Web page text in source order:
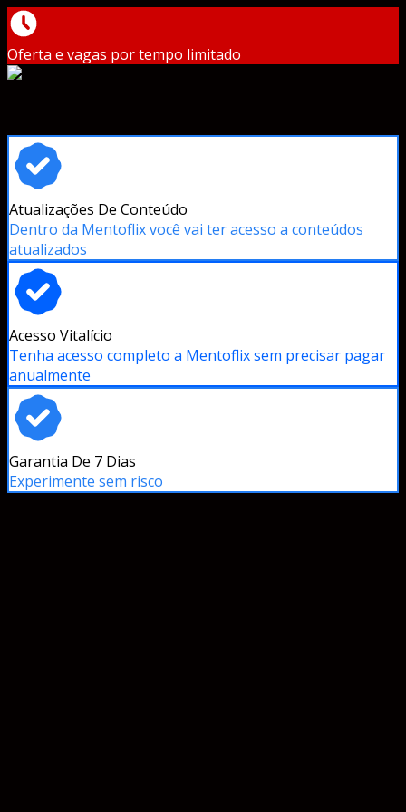
Oferta e vagas por tempo limitado
Atualizações De Conteúdo
Dentro da Mentoflix você vai ter acesso a conteúdos
atualizados
Acesso Vitalício
Tenha acesso completo a Mentoflix sem precisar pagar
anualmente
Garantia De 7 Dias
Experimente sem risco